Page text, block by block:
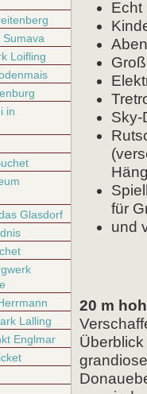
Sumava
Loifling
in
Glasdorf
Lalling
Englmar
Echt
Sky-
für
und
20 m